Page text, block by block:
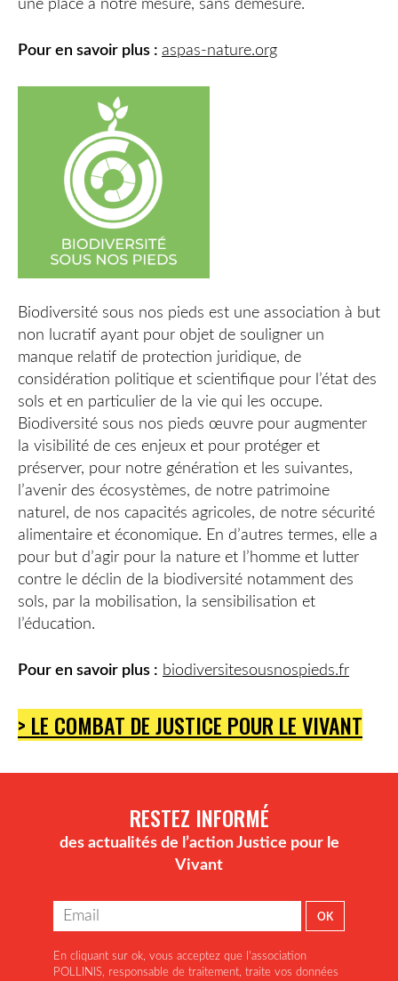
une place à notre mesure, sans démesure.
Pour en savoir plus : aspas-nature.org
Biodiversité sous nos pieds est une association à but
non lucratif ayant pour objet de souligner un
manque relatif de protection juridique, de
considération politique et scientifique pour l’état des
sols et en particulier de la vie qui les occupe.
Biodiversité sous nos pieds œuvre pour augmenter
la visibilité de ces enjeux et pour protéger et
préserver, pour notre génération et les suivantes,
l’avenir des écosystèmes, de notre patrimoine
naturel, de nos capacités agricoles, de notre sécurité
alimentaire et économique. En d’autres termes, elle a
pour but d’agir pour la nature et l’homme et lutter
contre le déclin de la biodiversité notamment des
sols, par la mobilisation, la sensibilisation et
l’éducation.
Pour en savoir plus : biodiversitesousnospieds.fr
> LE COMBAT DE JUSTICE POUR LE VIVANT
RESTEZ INFORMÉ
des actualités de l’action Justice pour le
Vivant
En cliquant sur ok, vous acceptez que l'association
POLLINIS, responsable de traitement, traite vos données